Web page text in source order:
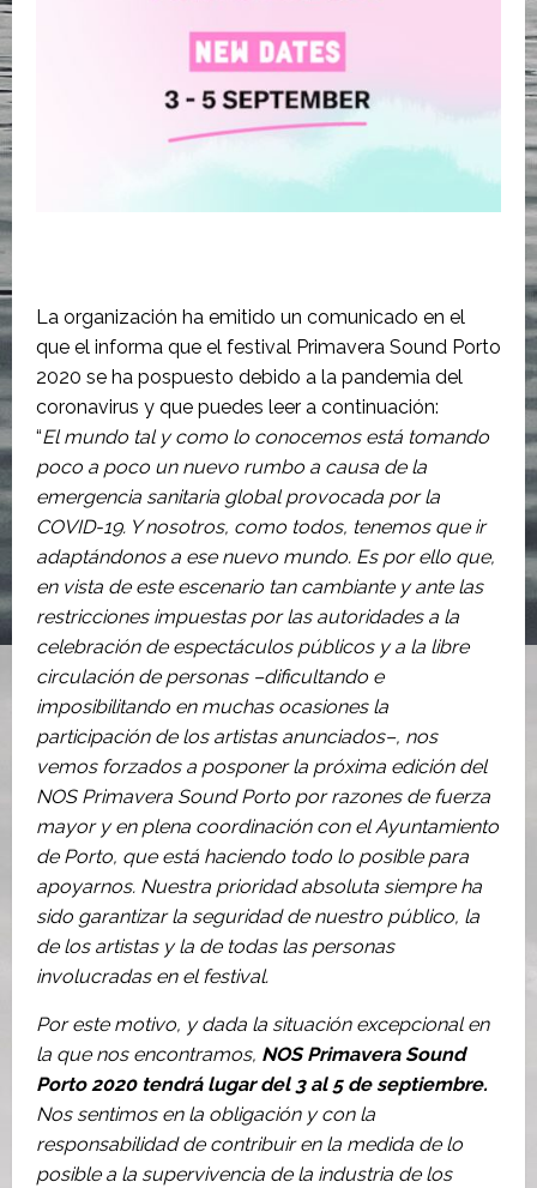
La organización ha emitido un comunicado en el
que el informa que el festival Primavera Sound Porto
2020 se ha pospuesto debido a la pandemia del
coronavirus y que puedes leer a continuación:
“El mundo tal y como lo conocemos está tomando
poco a poco un nuevo rumbo a causa de la
emergencia sanitaria global provocada por la
COVID-19. Y nosotros, como todos, tenemos que ir
adaptándonos a ese nuevo mundo. Es por ello que,
en vista de este escenario tan cambiante y ante las
restricciones impuestas por las autoridades a la
celebración de espectáculos públicos y a la libre
circulación de personas –dificultando e
imposibilitando en muchas ocasiones la
participación de los artistas anunciados–, nos
vemos forzados a posponer la próxima edición del
NOS Primavera Sound Porto por razones de fuerza
mayor y en plena coordinación con el Ayuntamiento
de Porto, que está haciendo todo lo posible para
apoyarnos. Nuestra prioridad absoluta siempre ha
sido garantizar la seguridad de nuestro público, la
de los artistas y la de todas las personas
involucradas en el festival.
Por este motivo, y dada la situación excepcional en
la que nos encontramos, NOS Primavera Sound
Porto 2020 tendrá lugar del 3 al 5 de septiembre.
Nos sentimos en la obligación y con la
responsabilidad de contribuir en la medida de lo
posible a la supervivencia de la industria de los